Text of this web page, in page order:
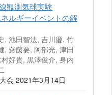
観測気球実験
ルギーイベントの解
, 池田智法, 吉川慶, 竹
, 齋藤要, 阿部光, 津田
好貴, 黒澤俊介, 身内
会 2021年3月14日